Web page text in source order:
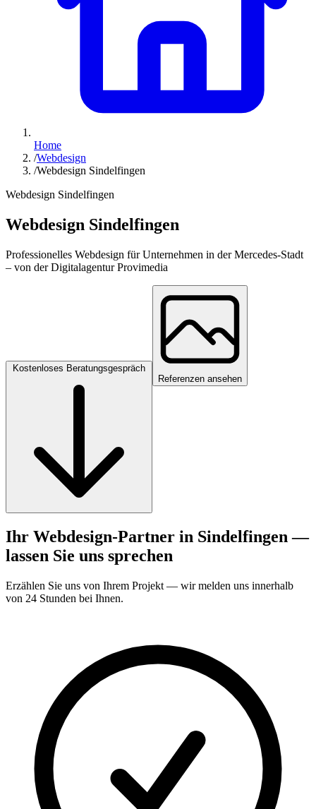
Home
/Webdesign
/Webdesign Sindelfingen
Webdesign Sindelfingen
Webdesign Sindelfingen
Professionelles Webdesign für Unternehmen in der Mercedes-Stadt
– von der Digitalagentur Provimedia
Referenzen ansehen
Ihr Webdesign-Partner in Sindelfingen —
lassen Sie uns sprechen
Erzählen Sie uns von Ihrem Projekt — wir melden uns innerhalb
von 24 Stunden bei Ihnen.